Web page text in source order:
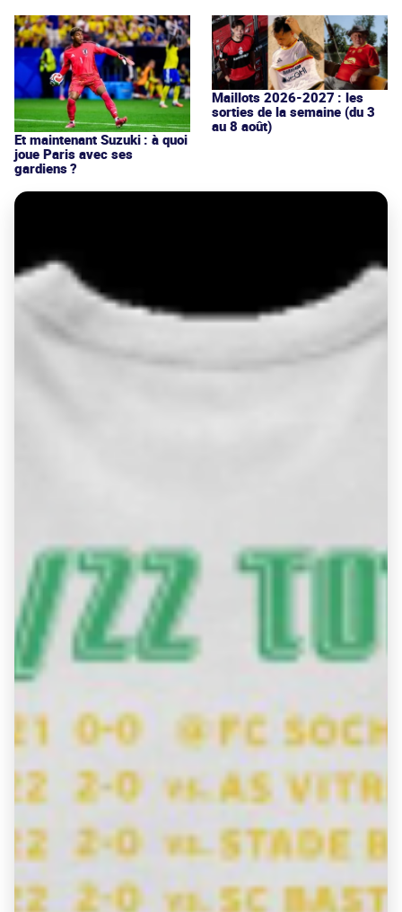
Et maintenant Suzuki : à quoi
joue Paris avec ses
gardiens ?
Maillots 2026-2027 : les
sorties de la semaine (du 3
au 8 août)